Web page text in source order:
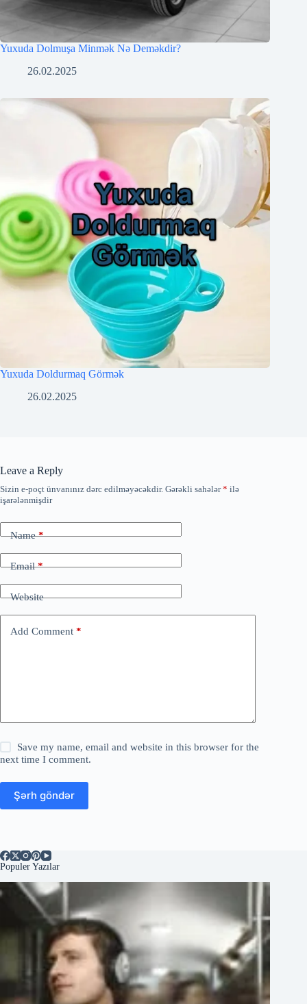
Yuxuda Dolmuşa Minmək Nə Deməkdir?
26.02.2025
Yuxuda Doldurmaq Görmək
26.02.2025
Leave a Reply
Sizin e-poçt ünvanınız dərc edilməyəcəkdir. Gərəkli sahələr* ilə
işarələnmişdir
Name*
Email*
Website
Add Comment *
Save my name, email and website in this browser for the
next time I comment.
Şərh göndər
Populer Yazılar